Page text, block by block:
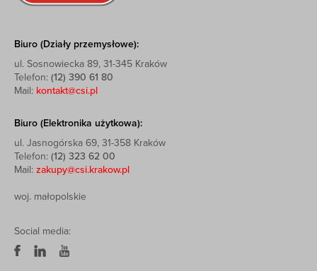
Biuro (Działy przemysłowe):
ul. Sosnowiecka 89, 31-345 Kraków
Telefon: (12) 390 61 80
Mail: kontakt@csi.pl
Biuro (Elektronika użytkowa):
ul. Jasnogórska 69, 31-358 Kraków
Telefon: (12) 323 62 00
Mail: zakupy@csi.krakow.pl
woj. małopolskie
Social media: